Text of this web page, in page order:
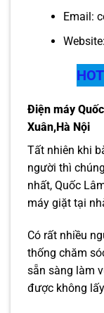
Email:
Website:
Điện máy
Xuân,Hà Nội
Tất nhiên khi
người thì
nhất, Quốc
máy giặt tại
Có rất nhiều
thống chăm
sẵn sàng làm
được không